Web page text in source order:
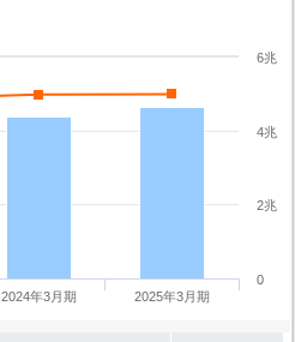
2024年3月期 2025年3月期
0
2兆
4兆
6兆